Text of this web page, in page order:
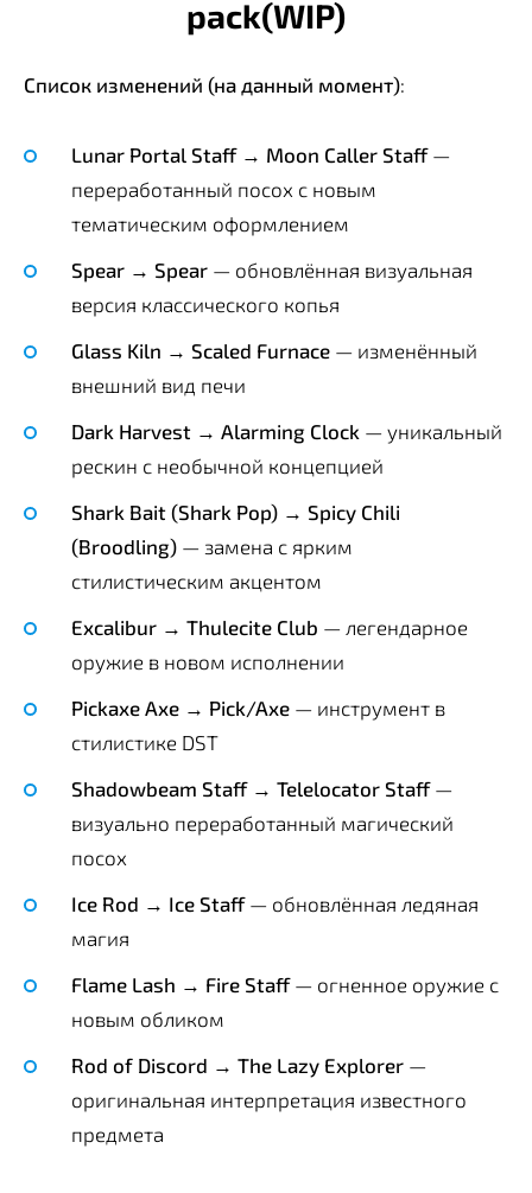
pack(WIP)
Список изменений (на данный момент):
Lunar Portal Staff → Moon Caller Staff—
переработанный посох с новым
тематическим оформлением
Spear → Spear — обновлённая визуальная
версия классического копья
Glass Kiln → Scaled Furnace — изменённый
внешний вид печи
Dark Harvest → Alarming Clock — уникальный
рескин с необычной концепцией
Shark Bait (Shark Pop) → Spicy Chili
(Broodling) — замена с ярким
стилистическим акцентом
Excalibur → Thulecite Club — легендарное
оружие в новом исполнении
Pickaxe Axe → Pick/Axe — инструмент в
стилистике DST
Shadowbeam Staff → Telelocator Staff—
визуально переработанный магический
посох
Ice Rod → Ice Staff— обновлённая ледяная
магия
Flame Lash → Fire Staff— огненное оружие с
новым обликом
Rod of Discord → The Lazy Explorer —
оригинальная интерпретация известного
предмета